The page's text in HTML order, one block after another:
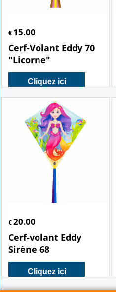
€ 15.00
Cerf-Volant Eddy 70
"Licorne"
Cliquez ici
€ 20.00
Cerf-volant Eddy
Sirène 68
Cliquez ici